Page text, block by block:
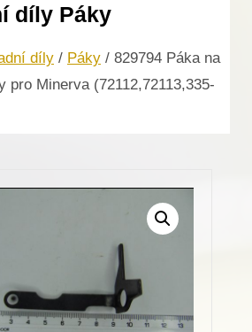
díly Páky
díly / Páky / 829794 Páka na
pro Minerva (72112,72113,335-